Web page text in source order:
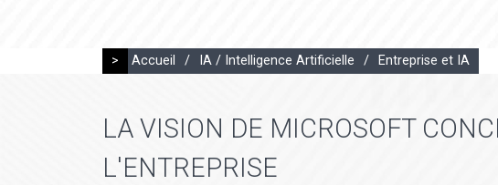
> Accueil / IA / Intelligence Artificielle / Entreprise et IA
LA VISION DE MICROSOFT
L'ENTREPRISE